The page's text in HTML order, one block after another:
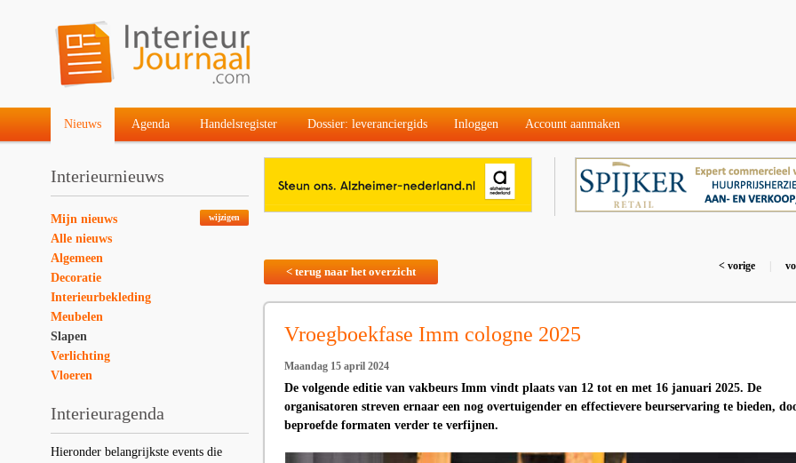
Nieuws Agenda Handelsregister Dossier: leveranciergids Inloggen Account aanmaken
Interieurnieuws
wijzigen
Mijn nieuws
Alle nieuws
Algemeen
Decoratie
Interieurbekleding
Meubelen
Slapen
Verlichting
Vloeren
Interieuragenda
Hieronder belangrijkste events die
< terug naar het overzicht < vorige
Vroegboekfase Imm cologne 2025
Maandag 15 april 2024
De volgende editie van vakbeurs Imm vindt plaats van 12 tot en met 16 januari 2025. De
organisatoren streven ernaar een nog overtuigender en effectievere beurservaring te bieden,
beproefde formaten verder te verfijnen.